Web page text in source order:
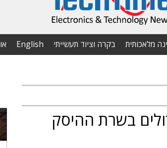
מלאכותית בקרה וציוד תעשייתי English
בשרת ההיסק